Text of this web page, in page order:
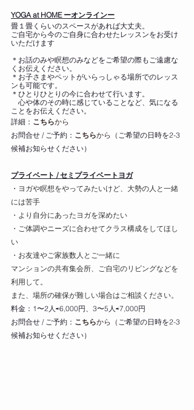
YOGA at HOME ーオンラインー
畳１畳くらいのスペースがあれば大丈夫。
ご自宅から今のご自身に合わせたレッスンをお受け
いただけます
＊お話のみや瞑想のみなどをご希望の際もご遠慮な
くお伝えください。
＊お子さまやペットがいらっしゃる場所でのレッス
ンも可能です。
＊ひとりひとりの今に合わせて行います。
心や体のその時に感じていることなど、気になる
ことをお伝えください。
詳細： こちらから
お問合せ / ご予約： こちらから（ ご希望の日時を2-3
候補お知らせください）
プライベート / セミプライベートヨガ
・ ヨガや瞑想をやってみたいけど、大勢の人と一緒
には苦手
・より自分にあったヨガを深めたい
・ご体調やニーズに合わせてクラス構成をしてほし
い
・お友達やご家族数人とご一緒に
マンションの共有集会所、ご自宅のリビングなどを
利用して。
また、場所の確保が難しい場合はご相談ください。
料金：1〜2人⇨6,000円、3〜5人⇨7,000円
お問合せ / ご予約： こちらから（ ご希望の日時を2-3
候補お知らせください）